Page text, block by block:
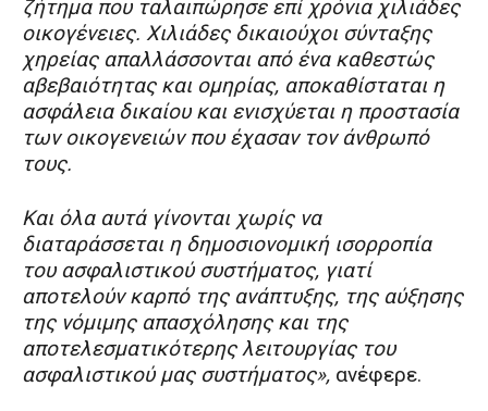
ζήτημα που ταλαιπώρησε επί χρόνια χιλιάδες
οικογένειες. Χιλιάδες δικαιούχοι σύνταξης
χηρείας απαλλάσσονται από ένα καθεστώς
αβεβαιότητας και ομηρίας, αποκαθίσταται η
ασφάλεια δικαίου και ενισχύεται η προστασία
των οικογενειών που έχασαν τον άνθρωπό
τους.
Και όλα αυτά γίνονται χωρίς να
διαταράσσεται η δημοσιονομική ισορροπία
του ασφαλιστικού συστήματος, γιατί
αποτελούν καρπό της ανάπτυξης, της αύξησης
της νόμιμης απασχόλησης και της
αποτελεσματικότερης λειτουργίας του
ασφαλιστικού μας συστήματος», ανέφερε.